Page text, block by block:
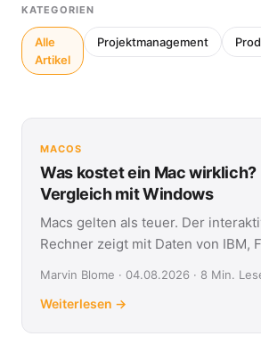
KATEGORIEN
Alle
Artikel
Projektmanagement
MACOS
Was kostet ein Mac wirklich?
Vergleich mit Windows
Macs gelten als teuer. Der
Rechner zeigt mit Daten von IBM,
Marvin Blome · 04.08.2026 · 8 Min.
Weiterlesen →